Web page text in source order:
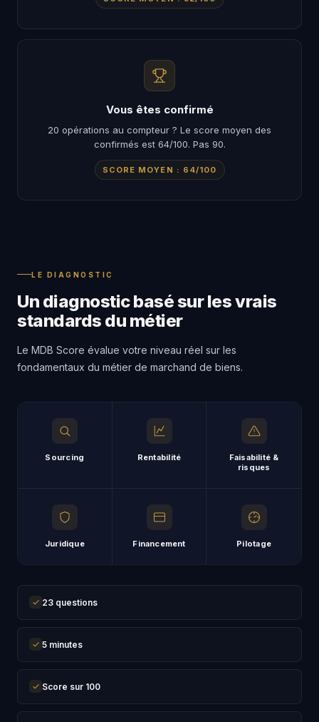
Vous êtes confirmé
20 opérations au compteur ? Le score moyen des
confirmés est 64/100. Pas 90.
SCORE MOYEN : 64/100
LE DIAGNOSTIC
Un diagnostic basé sur les vrais
standards du métier
Le MDB Score évalue votre niveau réel sur les
fondamentaux du métier de marchand de biens.
Sourcing Rentabilité
Faisabilité &
risques
Juridique Financement Pilotage
23 questions
5 minutes
Score sur 100